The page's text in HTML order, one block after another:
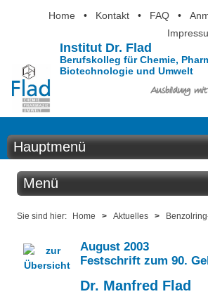
Home • Kontakt • FAQ •
Institut Dr. Flad
Berufskolleg für Chemie,
Biotechnologie und Umwelt
Ausbildung mit
Hauptmenü
Home
Berufsinformation
Menü
Aktuelles
Benzolring online
Der Institutskalender
Sie sind hier: Home > Aktuelles >
August 2003
Festschrift zum 90.
Dr. Manfred Flad